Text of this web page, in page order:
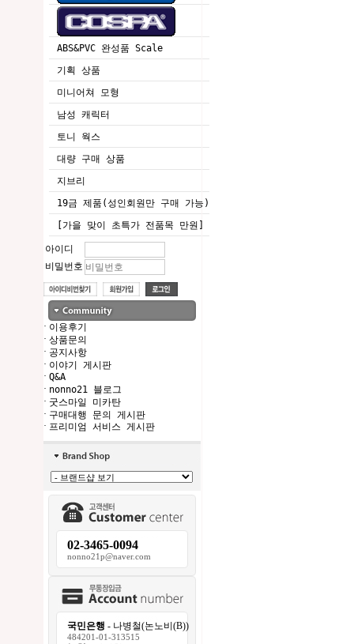
ABS&PVC 완성품 Scale
기획 상품
미니어쳐 모형
남성 캐릭터
토니 웍스
대량 구매 상품
지브리
19금 제품(성인회원만 구매 가능)
[가을 맞이 초특가 전품목 만원]
아이디
비밀번호
· 이용후기
· 상품문의
· 공지사항
· 이야기 게시판
· Q&A
· nonno21 블로그
· 굿스마일 미카탄
· 구매대행 문의 게시판
· 프리미엄 서비스 게시판
02-3465-0094
nonno21p@naver.com
국민은행 - 나병철(논노비(B))
484201-01-313515